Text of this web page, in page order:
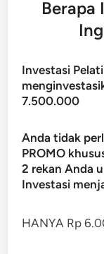
Berapa
Investasi
7.500.000
Anda tidak
PROMO
2 rekan Anda
Investasi
HANYA Rp